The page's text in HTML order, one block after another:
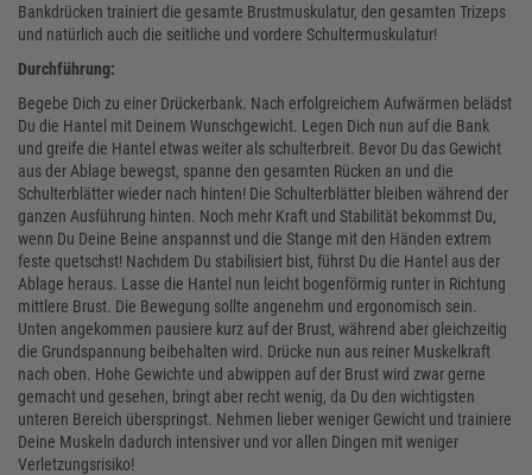
Bankdrücken trainiert die gesamte Brustmuskulatur, den gesamten Trizeps
und natürlich auch die seitliche und vordere Schultermuskulatur!
Durchführung:
Begebe Dich zu einer Drückerbank. Nach erfolgreichem Aufwärmen belädst
Du die Hantel mit Deinem Wunschgewicht. Legen Dich nun auf die Bank
und greife die Hantel etwas weiter als schulterbreit. Bevor Du das Gewicht
aus der Ablage bewegst, spanne den gesamten Rücken an und die
Schulterblätter wieder nach hinten! Die Schulterblätter bleiben während der
ganzen Ausführung hinten. Noch mehr Kraft und Stabilität bekommst Du,
wenn Du Deine Beine anspannst und die Stange mit den Händen extrem
feste quetschst! Nachdem Du stabilisiert bist, führst Du die Hantel aus der
Ablage heraus. Lasse die Hantel nun leicht bogenförmig runter in Richtung
mittlere Brust. Die Bewegung sollte angenehm und ergonomisch sein.
Unten angekommen pausiere kurz auf der Brust, während aber gleichzeitig
die Grundspannung beibehalten wird. Drücke nun aus reiner Muskelkraft
nach oben. Hohe Gewichte und abwippen auf der Brust wird zwar gerne
gemacht und gesehen, bringt aber recht wenig, da Du den wichtigsten
unteren Bereich überspringst. Nehmen lieber weniger Gewicht und trainiere
Deine Muskeln dadurch intensiver und vor allen Dingen mit weniger
Verletzungsrisiko!